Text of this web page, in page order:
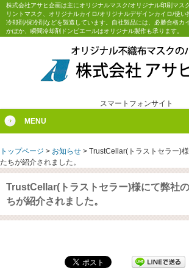
株式会社アサヒ企画は主にオリジナルマスク/オリジナル印刷マス
リントマスク、オリジナルカイロ/オリジナルデザインカイロ/使
冷却剤/保冷剤などを製造しています。自社製品には、必勝合格カ
かぽか、瞬間冷却剤ドンピエールはオリジナル製作も承ります。
スマートフォンサイト
MENU
トップページ > お知らせ > TrustCellar(トラストセラー)
たちが紹介されました。
TrustCellar(トラストセラー)様にて弊社
ちが紹介されました。